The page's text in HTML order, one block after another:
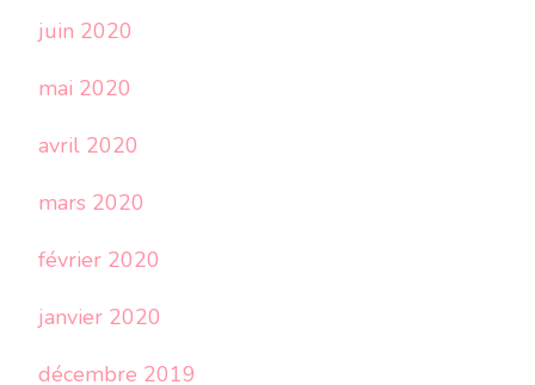
juin 2020
mai 2020
avril 2020
mars 2020
février 2020
janvier 2020
décembre 2019